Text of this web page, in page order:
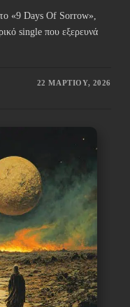
«9 Days Of Sorrow»,
single που εξερευνά
22 ΜΑΡΤΊΟΥ, 2026